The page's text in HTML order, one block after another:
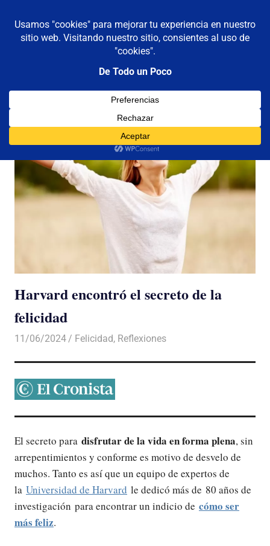
contenido
De todo un poco
Reflexiones,
Viajes
MENÚ
Harvard encontró el secreto de la
felicidad
11/06/2024 De todo un Poco
Felicidad, Reflexiones
El secreto para disfrutar de la vida en forma plena, sin
arrepentimientos y conforme es motivo de desvelo de
muchos. Tanto es así que un equipo de expertos de
la Universidad de Harvard le dedicó más de 80 años de
investigación para encontrar un indicio de cómo ser
más feliz.